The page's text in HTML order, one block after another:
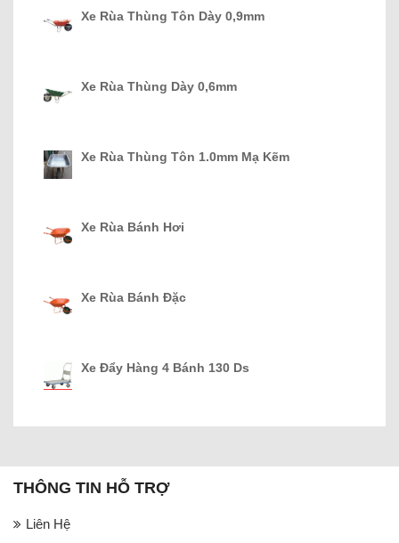
Xe Rùa Thùng Tôn Dày 0,9mm
Xe Rùa Thùng Dày 0,6mm
Xe Rùa Thùng Tôn 1.0mm Mạ Kẽm
Xe Rùa Bánh Hơi
Xe Rùa Bánh Đặc
Xe Đẩy Hàng 4 Bánh 130 Ds
THÔNG TIN HỖ TRỢ
Liên Hệ